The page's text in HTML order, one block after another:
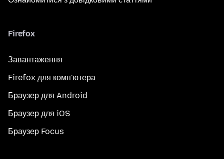
Firefox
Завантаження
Firefox для комп'ютера
Браузер для Android
Браузер для iOS
Браузер Focus